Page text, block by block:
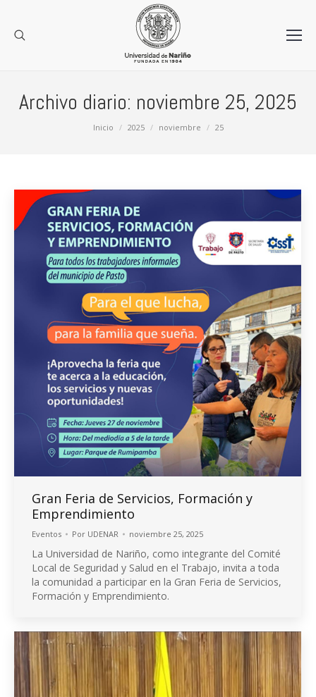
Archivo diario: noviembre 25, 2025
Inicio 2025 noviembre 25
Gran Feria de Servicios, Formación y
Emprendimiento
Eventos Por UDENAR noviembre 25, 2025
La Universidad de Nariño, como integrante del Comité
Local de Seguridad y Salud en el Trabajo, invita a toda
la comunidad a participar en la Gran Feria de Servicios,
Formación y Emprendimiento.